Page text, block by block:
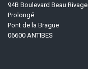
94B Boulevard Beau Rivage
Prolongé
Pont de la Brague
06600 ANTIBES